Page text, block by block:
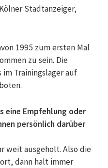
Stadtanzeiger,
1995 zum ersten Mal
zu sein. Die
Trainingslager auf
eine Empfehlung oder
persönlich darüber
weit ausgeholt. Also die
dann halt immer